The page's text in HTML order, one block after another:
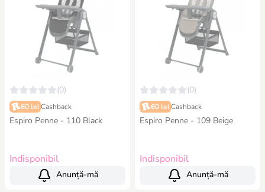
(0)
60 lei Cashback
Espiro Penne - 110 Black
Indisponibil
Anunță-mă
(0)
60 lei Cashback
Espiro Penne - 109 Beige
Indisponibil
Anunță-mă